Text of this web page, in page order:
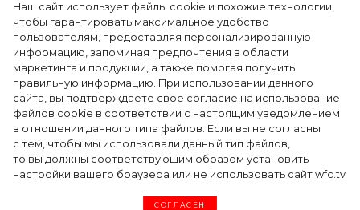
Наш сайт использует файлы cookie и похожие технологии,
чтобы гарантировать максимальное удобство
пользователям, предоставляя персонализированную
информацию, запоминая предпочтения в области
маркетинга и продукции, а также помогая получить
правильную информацию. При использовании данного
сайта, вы подтверждаете свое согласие на использование
файлов cookie в соответствии с настоящим уведомлением
в отношении данного типа файлов. Если вы не согласны
с тем, чтобы мы использовали данный тип файлов,
то вы должны соответствующим образом установить
настройки вашего браузера или не использовать сайт wfc.tv
СОГЛАСЕН
Как Ульяновск стал столицей российской
моды на два дня — Подиум, байеры и 100
млн рублей договорённостей: что
случилось на форуме в Ульяновске